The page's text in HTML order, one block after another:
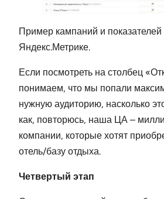
Пример кампаний и показателей
Яндекс.Метрике.
Если посмотреть на столбец
понимаем, что мы попали
нужную аудиторию, насколько
как, повторюсь, наша ЦА –
компании, которые хотят
отель/базу отдыха.
Четвертый этап